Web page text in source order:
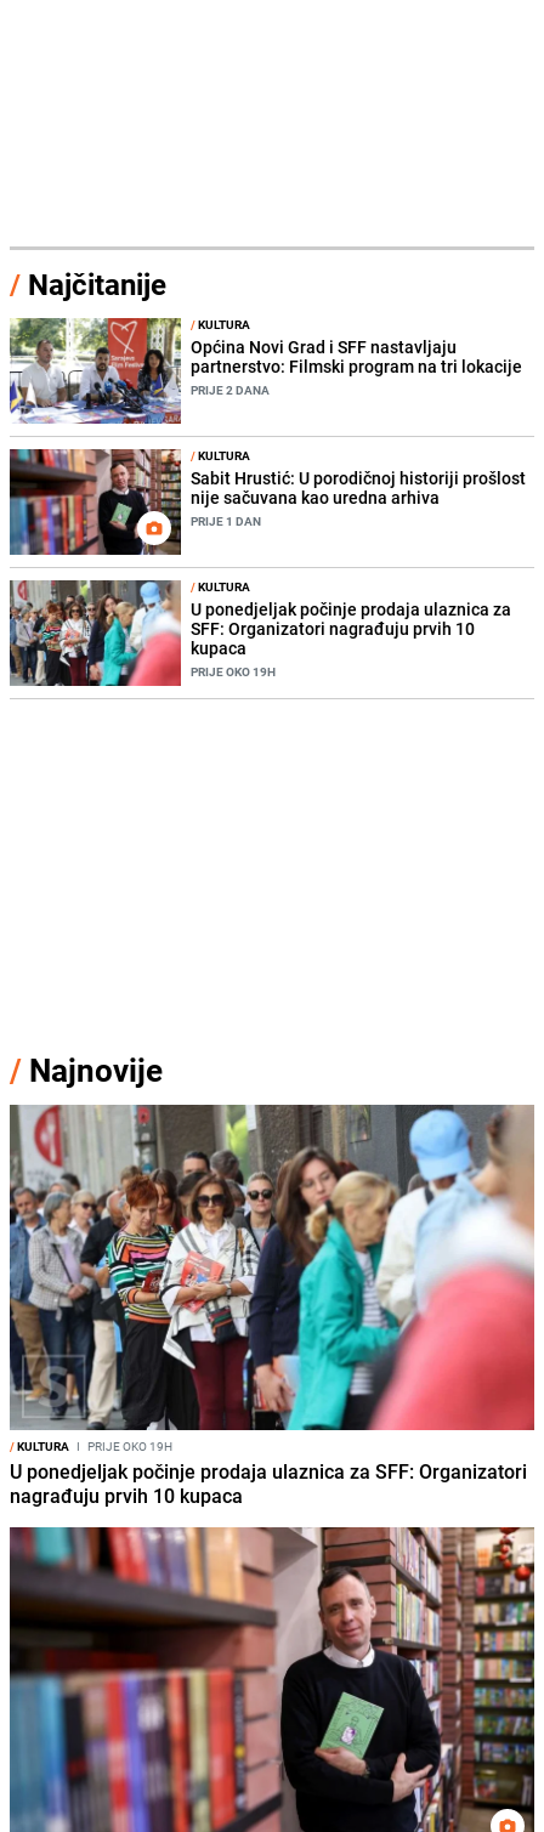
/ Najčitanije
/KULTURA
Općina Novi Grad i SFF nastavljaju
partnerstvo: Filmski program na tri lokacije
PRIJE 2 DANA
/KULTURA
Sabit Hrustić: U porodičnoj historiji prošlost
nije sačuvana kao uredna arhiva
PRIJE 1 DAN
/KULTURA
U ponedjeljak počinje prodaja ulaznica za
SFF: Organizatori nagrađuju prvih 10
kupaca
PRIJE OKO 19H
/ Najnovije
/KULTURA I PRIJE OKO 19H
U ponedjeljak počinje prodaja ulaznica za SFF: Organizatori
nagrađuju prvih 10 kupaca